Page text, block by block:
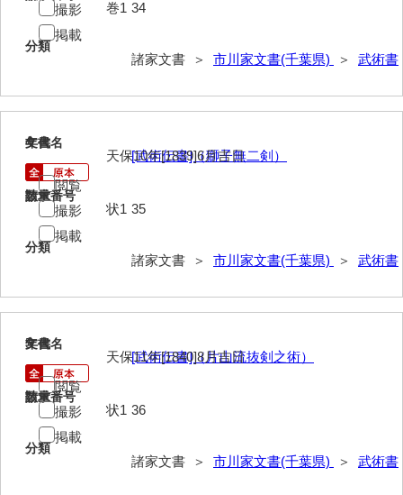
井上家文書（防府市）
井上家文書（徳山市）
井原家文書
入江九一文書
岩見博幸収集史料
上野竹逸文書
34
分類
諸家文書 ＞ 市川家文書(千葉県) ＞ 武術書
巻1
撮影
掲載
4
文書名
[武術伝書]（獅子無二剣）
請求番号
35
分類
諸家文書 ＞ 市川家文書(千葉県) ＞ 武術書
年代
天保10年[1839]6月吉日
数量
状1
閲覧
撮影
掲載
5
文書名
[武術伝書]（片山流抜剣之術）
請求番号
36
分類
諸家文書 ＞ 市川家文書(千葉県) ＞ 武術書
年代
天保11年[1840]8月吉日
数量
状1
閲覧
撮影
掲載